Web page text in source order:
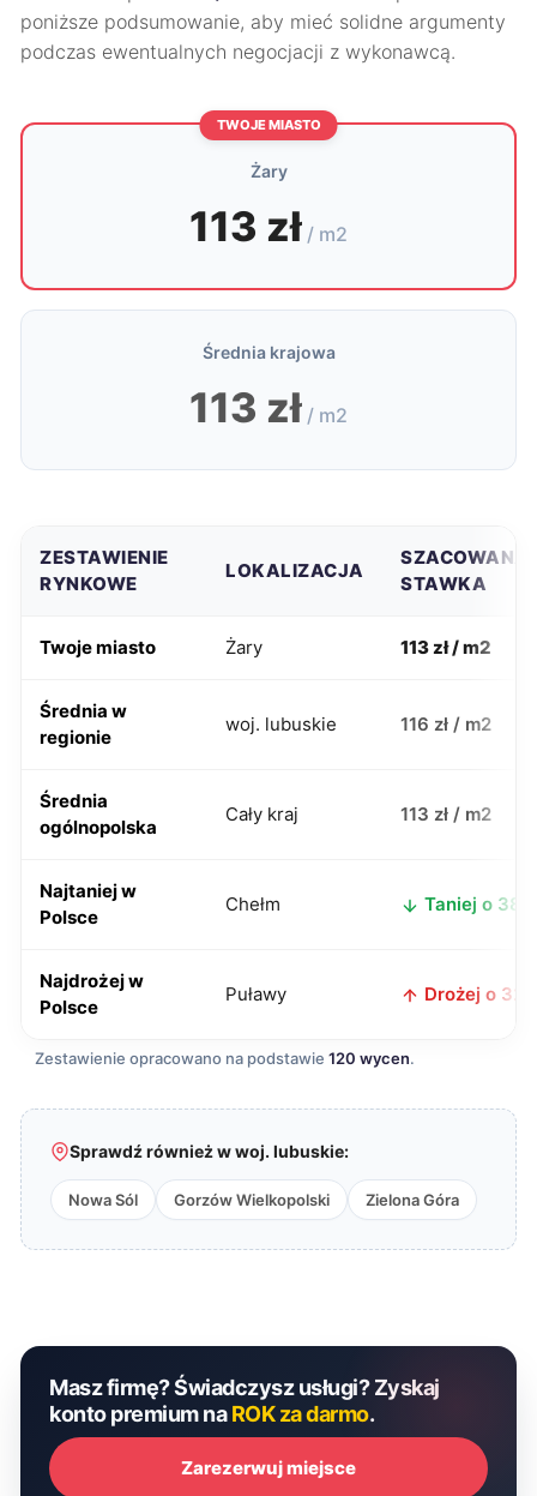
poniższe podsumowanie, aby mieć solidne argumenty
podczas ewentualnych negocjacji z wykonawcą.
TWOJE MIASTO
Żary
113 zł / m2
Średnia krajowa
113 zł / m2
ZESTAWIENIE
RYNKOWE
LOKALIZACJA
SZACOWANA
STAWKA
Twoje miasto Żary 113 zł / m2
Średnia w
regionie
woj. lubuskie 116 zł / m2
Średnia
ogólnopolska
Cały kraj 113 zł / m2
Najtaniej w
Polsce
Chełm Taniej o 38
Najdrożej w
Polsce
Puławy Drożej o 32
Zestawienie opracowano na podstawie 120 wycen.
Sprawdź również w woj. lubuskie:
Nowa Sól Gorzów Wielkopolski Zielona Góra
Masz firmę? Świadczysz usługi? Zyskaj
konto premium naROK za darmo.
Zarezerwuj miejsce